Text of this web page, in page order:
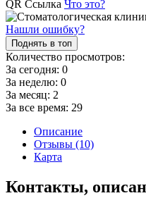
QR Ссылка Что это?
Нашли ошибку?
Поднять в топ
Количество просмотров:
За сегодня: 0
За неделю: 0
За месяц: 2
За все время: 29
Описание
Отзывы (10)
Карта
Контакты,